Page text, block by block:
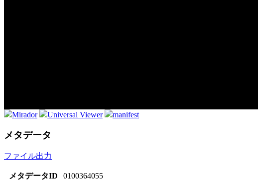
Mirador Universal Viewer manifest
メタデータ
ファイル出力
メタデータID 0100364055